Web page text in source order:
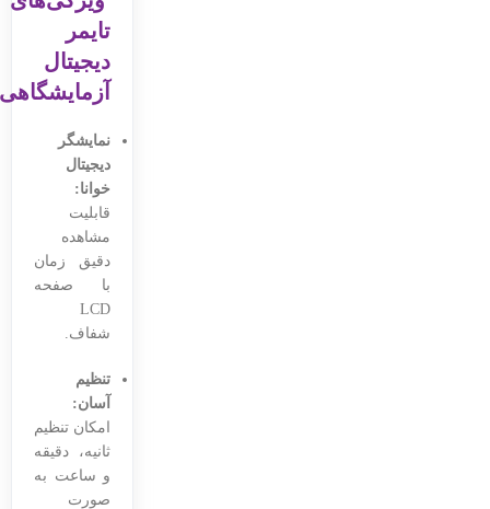
تایمر
دیجیتال
آزمایشگاهی
نمایشگر
دیجیتال
خوانا:
قابلیت
مشاهده
دقیق زمان
با صفحه
LCD
شفاف.
تنظیم
آسان:
امکان تنظیم
ثانیه، دقیقه
و ساعت به
صورت